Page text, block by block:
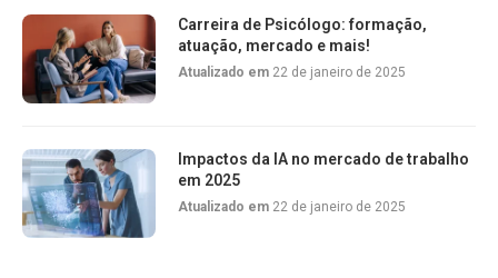
Carreira de Psicólogo: formação,
atuação, mercado e mais!
Atualizado em 22 de janeiro de 2025
Impactos da IA no mercado de trabalho
em 2025
Atualizado em 22 de janeiro de 2025